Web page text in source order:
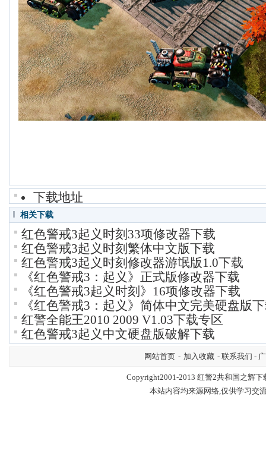
下载地址
相关下载
红色警戒3起义时刻33项修改器下载
红色警戒3起义时刻繁体中文版下载
红色警戒3起义时刻修改器游氓版1.0下载
《红色警戒3：起义》正式版修改器下载
《红色警戒3起义时刻》16项修改器下载
《红色警戒3：起义》简体中文完美硬盘版
红警全能王2010 2009 V1.03下载专区
红色警戒3起义中文硬盘版破解下载
网站首页 - 加入收藏 - 联系我们 -
Copyright2001-2013 红警2共和国之辉下
本站内容均来源网络,仅供学习交